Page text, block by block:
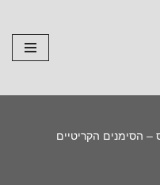
– הסימנים הקריטיים